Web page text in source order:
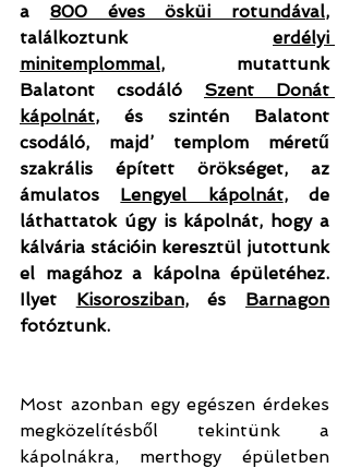
a 800 éves ösküi rotundával,
találkoztunk erdélyi
minitemplommal, mutattunk
Balatont csodáló Szent Donát
kápolnát, és szintén Balatont
csodáló, majd’ templom méretű
szakrális épített örökséget, az
ámulatos Lengyel kápolnát, de
láthattatok úgy is kápolnát, hogy a
kálvária stációin keresztül jutottunk
el magához a kápolna épületéhez.
Ilyet Kisorosziban, és Barnagon
fotóztunk.
Most azonban egy egészen érdekes
megközelítésből tekintünk a
kápolnákra, merthogy épületben